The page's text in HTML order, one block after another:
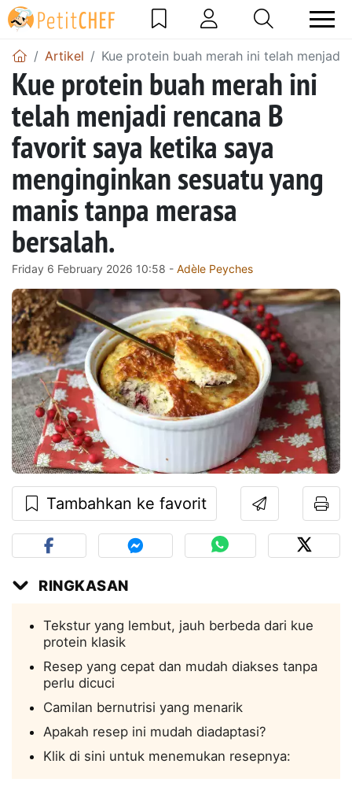
Artikel Kue protein buah merah ini telah
Kue protein buah merah ini
telah menjadi rencana B
favorit saya ketika saya
menginginkan sesuatu yang
manis tanpa merasa
bersalah.
Friday 6 February 2026 10:58 - Adèle Peyches
Tambahkan ke favorit
RINGKASAN
Tekstur yang lembut, jauh berbeda dari kue
protein klasik
Resep yang cepat dan mudah diakses tanpa
perlu dicuci
Camilan bernutrisi yang menarik
Apakah resep ini mudah diadaptasi?
Klik di sini untuk menemukan resepnya: